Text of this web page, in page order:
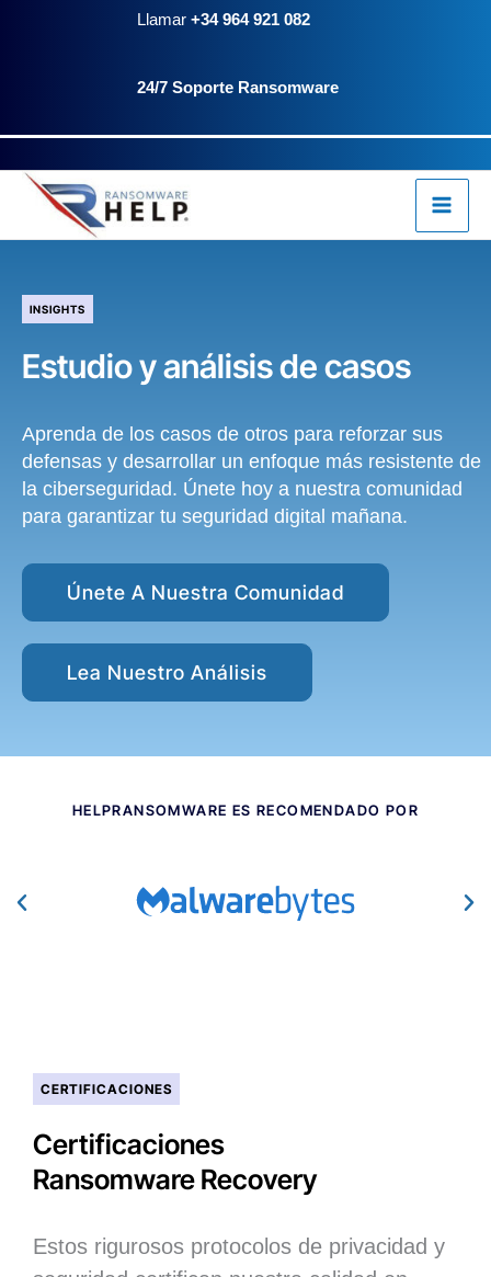
Llamar +34 964 921 082
24/7 Soporte Ransomware
INSIGHTS
Estudio y análisis de casos
Aprenda de los casos de otros para reforzar sus
defensas y desarrollar un enfoque más resistente de
la ciberseguridad. Únete hoy a nuestra comunidad
para garantizar tu seguridad digital mañana.
Únete A Nuestra Comunidad
Lea Nuestro Análisis
HELPRANSOMWARE ES RECOMENDADO POR
CERTIFICACIONES
Certificaciones
Ransomware Recovery
Estos rigurosos protocolos de privacidad y